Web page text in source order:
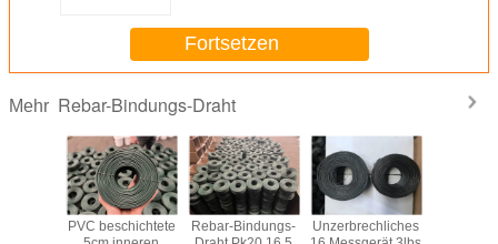
Fortsetzen
Mehr Rebar-Bindungs-Draht
PVC beschichtete
Rebar-Bindungs-
Unzerbrechliches